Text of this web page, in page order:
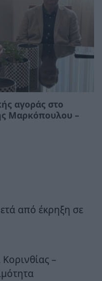
αγοράς στο
Μαρκόπουλου –
από έκρηξη σε
–